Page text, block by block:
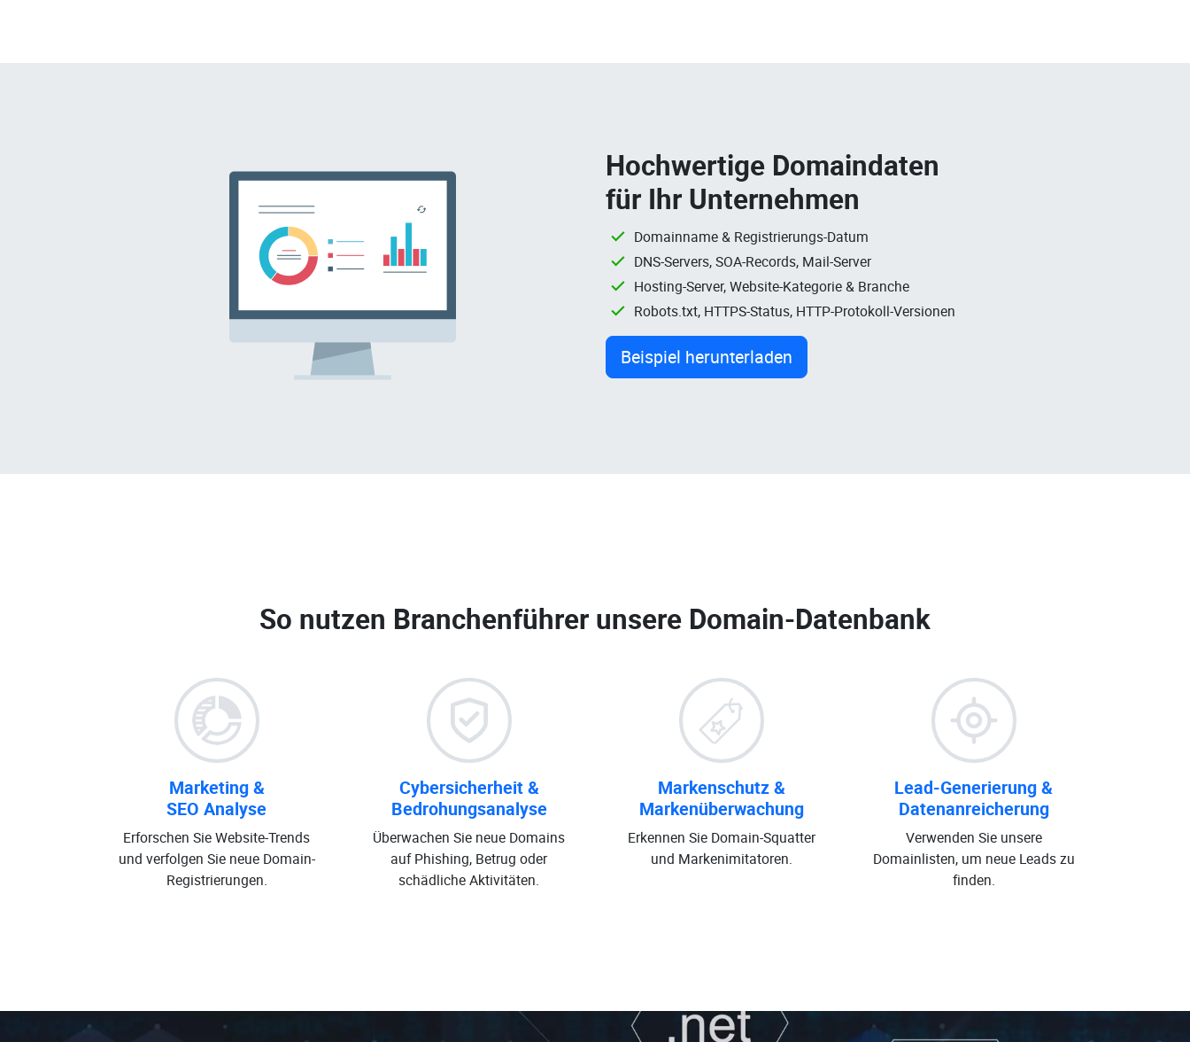
Hochwertige Domaindaten
für Ihr Unternehmen
Domainname & Registrierungs-Datum
DNS-Servers, SOA-Records, Mail-Server
Hosting-Server, Website-Kategorie & Branche
Robots.txt, HTTPS-Status, HTTP-Protokoll-Versionen
Beispiel herunterladen
So nutzen Branchenführer unsere Domain-Datenbank
Marketing &
SEO Analyse
Erforschen Sie Website-Trends
und verfolgen Sie neue Domain-
Registrierungen.
Cybersicherheit &
Bedrohungsanalyse
Überwachen Sie neue Domains
auf Phishing, Betrug oder
schädliche Aktivitäten.
Markenschutz &
Markenüberwachung
Erkennen Sie Domain-Squatter
und Markenimitatoren.
Lead-Generierung &
Datenanreicherung
Verwenden Sie unsere
Domainlisten, um neue Leads zu
finden.